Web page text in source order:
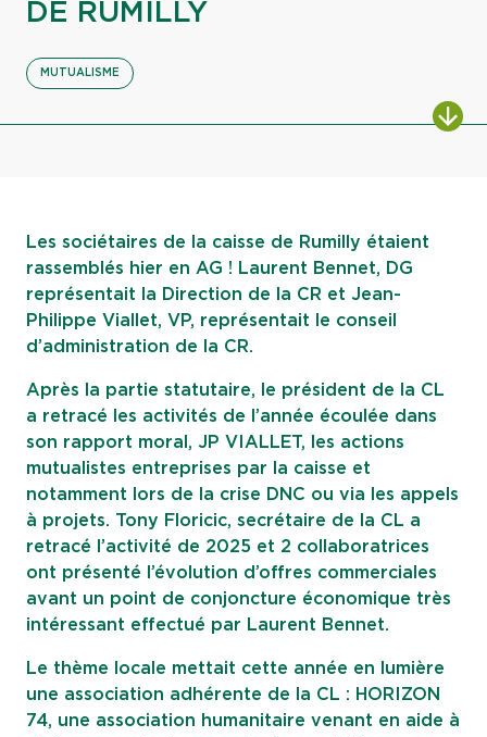
DE RUMILLY
MUTUALISME
Les sociétaires de la caisse de Rumilly étaient
rassemblés hier en AG ! Laurent Bennet, DG
représentait la Direction de la CR et Jean-
Philippe Viallet, VP, représentait le conseil
d’administration de la CR.
Après la partie statutaire, le président de la CL
a retracé les activités de l’année écoulée dans
son rapport moral, JP VIALLET, les actions
mutualistes entreprises par la caisse et
notamment lors de la crise DNC ou via les appels
à projets. Tony Floricic, secrétaire de la CL a
retracé l’activité de 2025 et 2 collaboratrices
ont présenté l’évolution d’offres commerciales
avant un point de conjoncture économique très
intéressant effectué par Laurent Bennet.
Le thème locale mettait cette année en lumière
une association adhérente de la CL : HORIZON
74, une association humanitaire venant en aide à